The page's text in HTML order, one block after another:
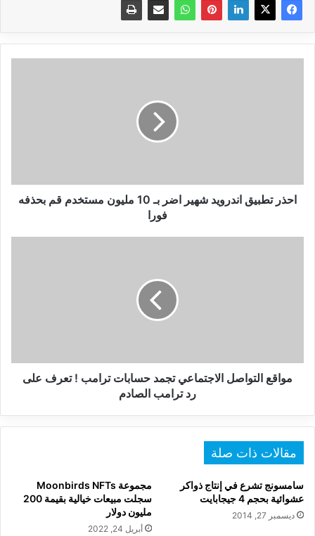
مستخدم
قم
احذر تطبيق اندرويد شهير اضر بـ 10 مليون مستخدم قم بحذفه
فورا
على
مواقع التواصل الاجتماعي تجمد حسابات ترامب ! تعرف على
رد ترامب الصادم
مقالات ذات صلة
سامسونج تشرع في إنتاج ذواكر
عشوائية بحجم 4 جيجابايت
ديسمبر 27, 2014
مجموعة Moonbirds NFTs
سجلت مبيعات خيالية بقيمة 200
مليون دولار
أبريل 24, 2022